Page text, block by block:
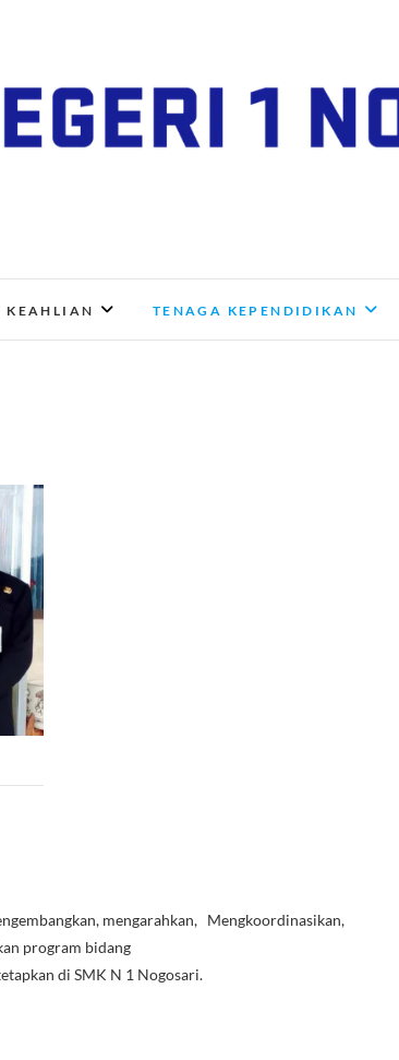
1 Nogosari
KEAHLIAN TENAGA KEPENDIDIKAN
mengarahkan, Mengkoordinasikan,
program bidang
di SMK N 1 Nogosari.